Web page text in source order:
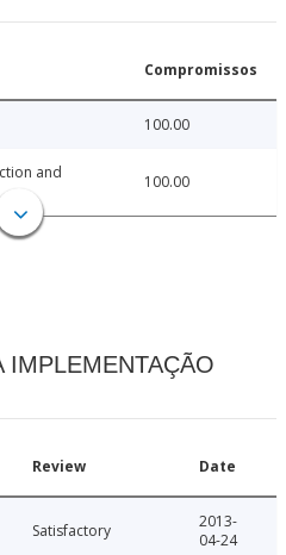
Compromissos
100.00
and
100.00
IMPLEMENTAÇÃO
Review Date
Satisfactory
2013-
04-24